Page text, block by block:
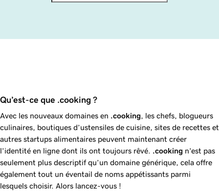
Qu’est-ce que .cooking ?
Avec les nouveaux domaines en .cooking , les chefs, blogueurs
culinaires, boutiques d’ustensiles de cuisine, sites de recettes et
autres startups alimentaires peuvent maintenant créer
l’identité en ligne dont ils ont toujours rêvé.
.cooking n’est pas
seulement plus descriptif qu’un domaine générique, cela offre
également tout un éventail de noms appétissants parmi
lesquels choisir. Alors lancez-vous !